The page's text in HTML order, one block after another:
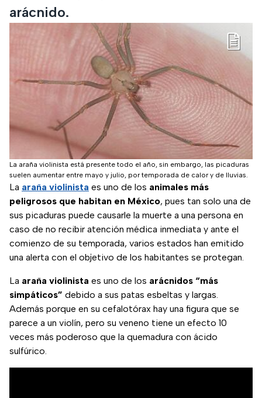
arácnido.
La araña violinista está presente todo el año, sin embargo, las picaduras
suelen aumentar entre mayo y julio, por temporada de calor y de lluvias.
La araña violinista es uno de los animales más
peligrosos que habitan en México, pues tan solo una de
sus picaduras puede causarle la muerte a una persona en
caso de no recibir atención médica inmediata y ante el
comienzo de su temporada, varios estados han emitido
una alerta con el objetivo de los habitantes se protegan.
La araña violinista es uno de los arácnidos “más
simpáticos” debido a sus patas esbeltas y largas.
Además porque en su cefalotórax hay una figura que se
parece a un violín, pero su veneno tiene un efecto 10
veces más poderoso que la quemadura con ácido
sulfúrico.